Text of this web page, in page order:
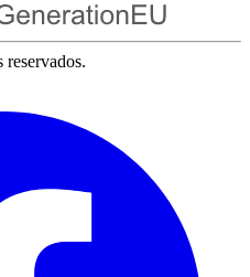
reservados.